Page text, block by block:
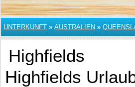
UNTERKUNFT » AUSTRALIEN »
Highfields
Highfields